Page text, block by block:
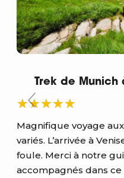
Trek de Munich
Magnifique voyage
variés. L’arrivée à
foule. Merci à notre
accompagnés dans